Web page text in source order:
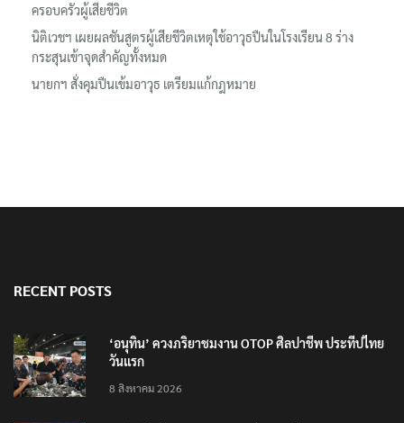
ครอบครัวผู้เสียชีวิต
นิติเวชฯ เผยผลชันสูตรผู้เสียชีวิตเหตุใช้อาวุธปืนในโรงเรียน 8 ร่าง
กระสุนเข้าจุดสำคัญทั้งหมด
นายกฯ สั่งคุมปืนเข้มอาวุธ เตรียมแก้กฎหมาย
RECENT POSTS
‘อนุทิน’ ควงภริยาชมงาน OTOP ศิลปาชีพ ประทีปไทย
วันแรก
8 สิงหาคม 2026